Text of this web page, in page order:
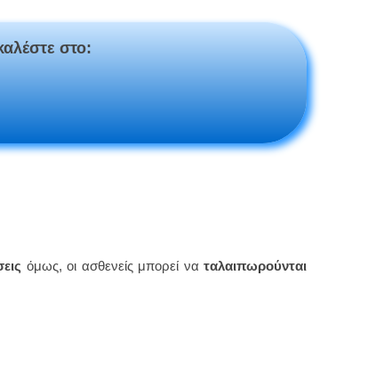
στο:
όμως, οι ασθενείς μπορεί να ταλαιπωρούνται